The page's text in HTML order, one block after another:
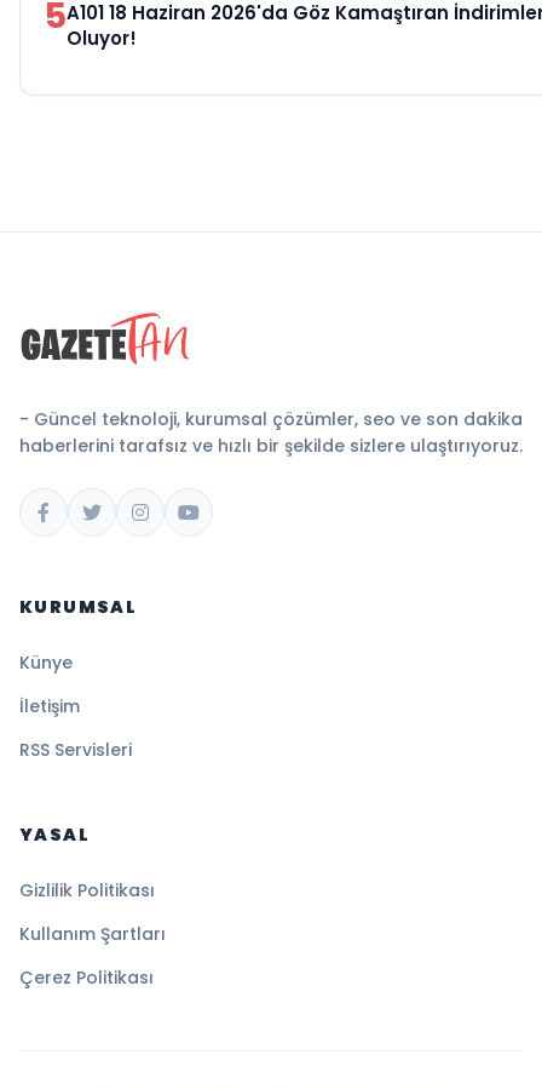
5A101 18 Haziran 2026'da Göz Kamaştıran
Oluyor!
- Güncel teknoloji, kurumsal çözümler, seo ve son dakika
haberlerini tarafsız ve hızlı bir şekilde sizlere ulaştırıyoruz.
KURUMSAL
Künye
İletişim
RSS Servisleri
YASAL
Gizlilik Politikası
Kullanım Şartları
Çerez Politikası